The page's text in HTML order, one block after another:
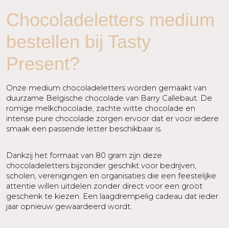
Chocoladeletters medium
bestellen bij Tasty
Present?
Onze medium chocoladeletters worden gemaakt van
duurzame Belgische chocolade van Barry Callebaut. De
romige melkchocolade, zachte witte chocolade en
intense pure chocolade zorgen ervoor dat er voor iedere
smaak een passende letter beschikbaar is.
Dankzij het formaat van 80 gram zijn deze
chocoladeletters bijzonder geschikt voor bedrijven,
scholen, verenigingen en organisaties die een feestelijke
attentie willen uitdelen zonder direct voor een groot
geschenk te kiezen. Een laagdrempelig cadeau dat ieder
jaar opnieuw gewaardeerd wordt.